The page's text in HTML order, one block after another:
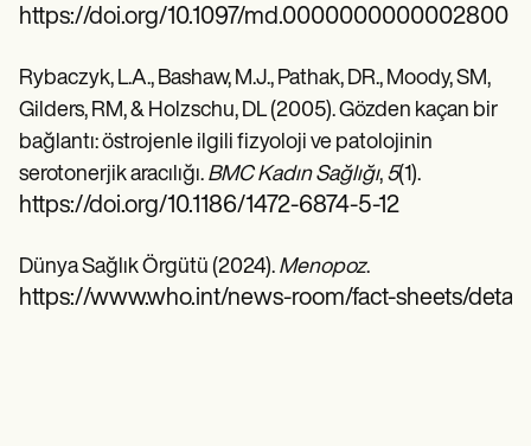
https://doi.org/10.1097/md.0000000000002800
Rybaczyk, L.A., Bashaw, M.J., Pathak, DR., Moody, SM,
Gilders, RM, & Holzschu, DL (2005). Gözden kaçan bir
bağlantı: östrojenle ilgili fizyoloji ve patolojinin
serotonerjik aracılığı. BMC Kadın Sağlığı, 5(1).
https://doi.org/10.1186/1472-6874-5-12
Dünya Sağlık Örgütü (2024). Menopoz.
https://www.who.int/news-room/fact-sheets/